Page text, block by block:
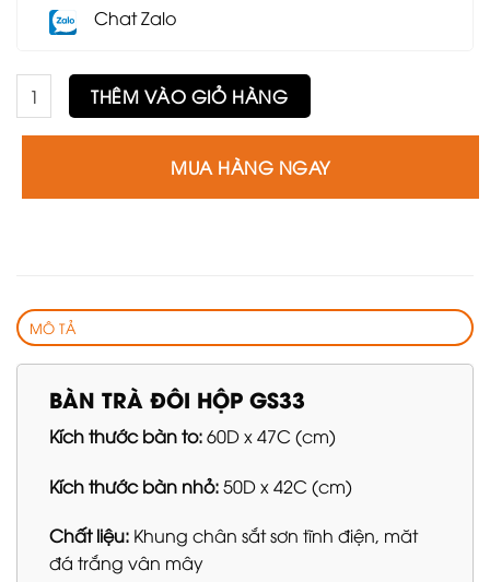
Chat Zalo
Bàn trà đôi hộp GS33 số lượng
THÊM VÀO GIỎ HÀNG
MUA HÀNG NGAY
MÔ TẢ
BÀN TRÀ ĐÔI HỘP GS33
Kích thước bàn to:60D x 47C (cm)
Kích thước bàn nhỏ:50D x 42C (cm)
Chất liệu: Khung chân sắt sơn tĩnh điện, măt
đá trắng vân mây